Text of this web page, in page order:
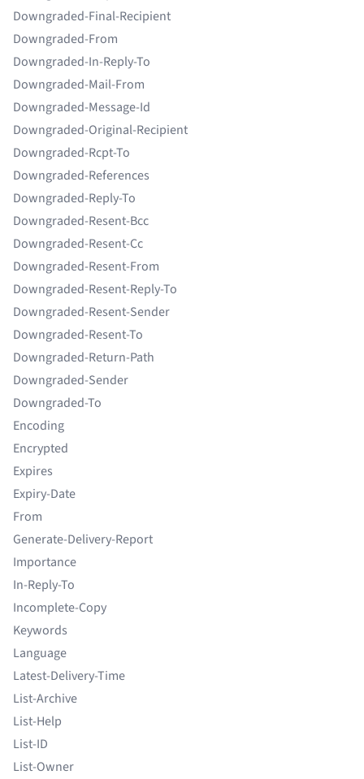
Downgraded-Final-Recipient
Downgraded-From
Downgraded-In-Reply-To
Downgraded-Mail-From
Downgraded-Message-Id
Downgraded-Original-Recipient
Downgraded-Rcpt-To
Downgraded-References
Downgraded-Reply-To
Downgraded-Resent-Bcc
Downgraded-Resent-Cc
Downgraded-Resent-From
Downgraded-Resent-Reply-To
Downgraded-Resent-Sender
Downgraded-Resent-To
Downgraded-Return-Path
Downgraded-Sender
Downgraded-To
Encoding
Encrypted
Expires
Expiry-Date
From
Generate-Delivery-Report
Importance
In-Reply-To
Incomplete-Copy
Keywords
Language
Latest-Delivery-Time
List-Archive
List-Help
List-ID
List-Owner